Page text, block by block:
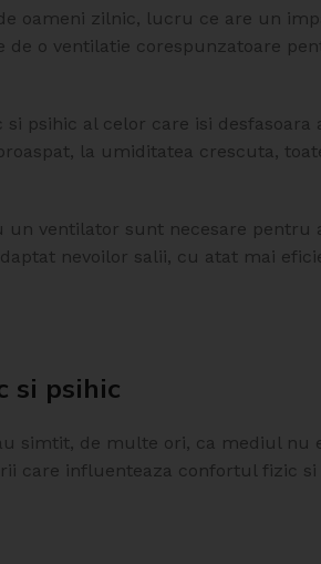
oameni zilnic, lucru ce are un
de o ventilatie corespunzatoare
psihic al celor care isi desfasoara
la umiditatea crescuta,
un ventilator sunt necesare pentru
nevoilor salii, cu atat mai
si psihic
simtit, de multe ori, ca mediul
care influenteaza confortul fizic